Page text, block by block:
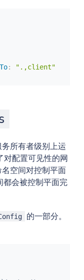
:
".,client"
所有者级别上运
对配置可见性的网
空间对控制平面
都会被控制平面完
的一部分。